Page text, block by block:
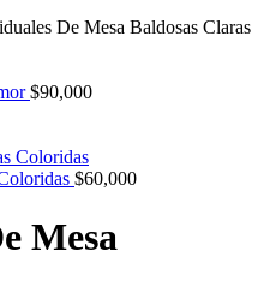
De Mesa Baldosas Claras
$90,000
$60,000
Mesa